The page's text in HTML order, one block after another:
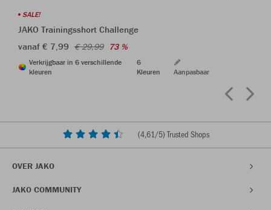
SALE!
JAKO Trainingsshort Challenge
vanaf € 7,99 € 29,99 73 %
Verkrijgbaar in 6 verschillende
kleuren
6
Kleuren
Aanpasbaar
(4,61/5) Trusted Shops
OVER JAKO
JAKO COMMUNITY